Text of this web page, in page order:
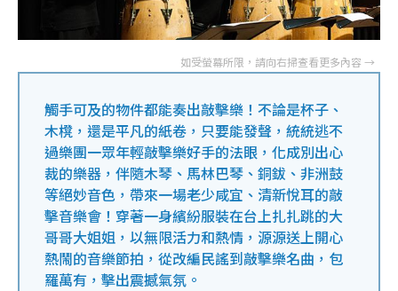
觸手可及的物件都能奏出敲擊樂！不論是杯子、
木櫈，還是平凡的紙卷，只要能發聲，統統逃不
過樂團一眾年輕敲擊樂好手的法眼，化成別出心
裁的樂器，伴隨木琴、馬林巴琴、銅鈸、非洲鼓
等絕妙音色，帶來一場老少咸宜、清新悅耳的敲
擊音樂會！穿著一身繽紛服裝在台上扎扎跳的大
哥哥大姐姐，以無限活力和熱情，源源送上開心
熱鬧的音樂節拍，從改編民謠到敲擊樂名曲，包
羅萬有，擊出震撼氣氛。